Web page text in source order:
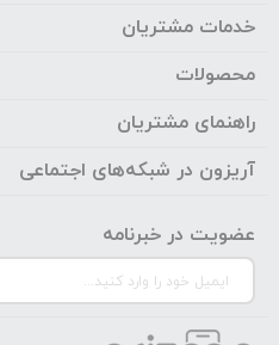
خدمات مشتریان
محصولات
راهنمای مشتریان
آریزون در شبکه‌های اجتماعی
عضویت در خبرنامه